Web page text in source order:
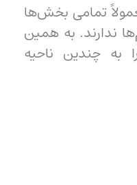
تمامی بخش‌ها
ندارند. به همین
به چندین ناحیه